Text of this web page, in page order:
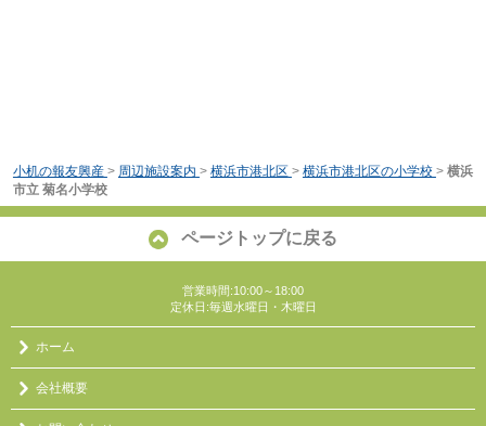
小机の報友興産 > 周辺施設案内 > 横浜市港北区 > 横浜市港北区の小学校 > 横浜
市立 菊名小学校
ページトップに戻る
営業時間:10:00～18:00
定休日:毎週水曜日・木曜日
ホーム
会社概要